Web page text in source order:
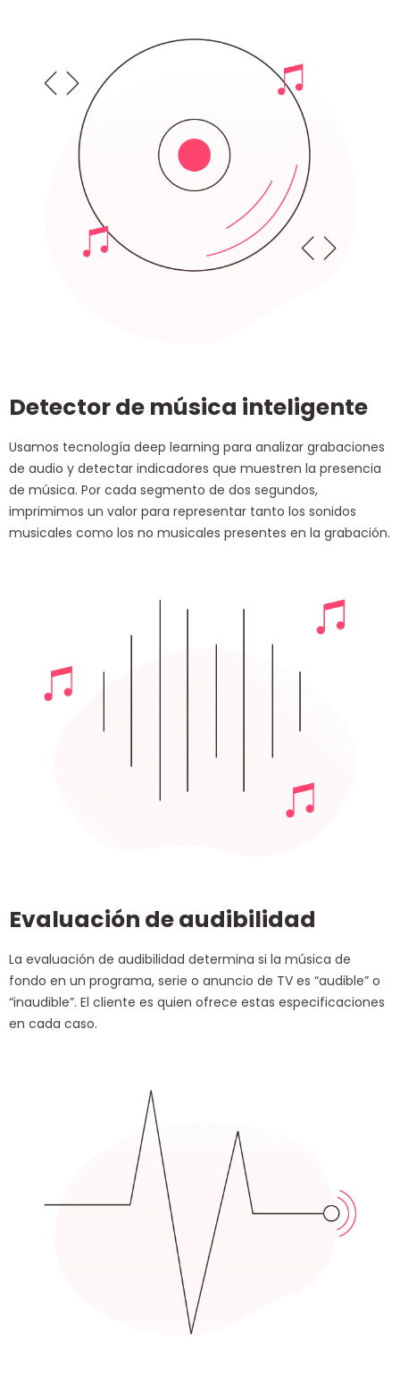
Detector de música inteligente
Usamos tecnología deep learning para analizar grabaciones
de audio y detectar indicadores que muestren la presencia
de música. Por cada segmento de dos segundos,
imprimimos un valor para representar tanto los sonidos
musicales como los no musicales presentes en la grabación.
Evaluación de audibilidad
La evaluación de audibilidad determina si la música de
fondo en un programa, serie o anuncio de TV es “audible” o
“inaudible”. El cliente es quien ofrece estas especificaciones
en cada caso.